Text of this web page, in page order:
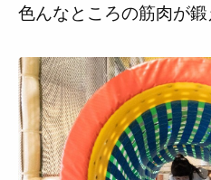
色んなところの筋肉が鍛